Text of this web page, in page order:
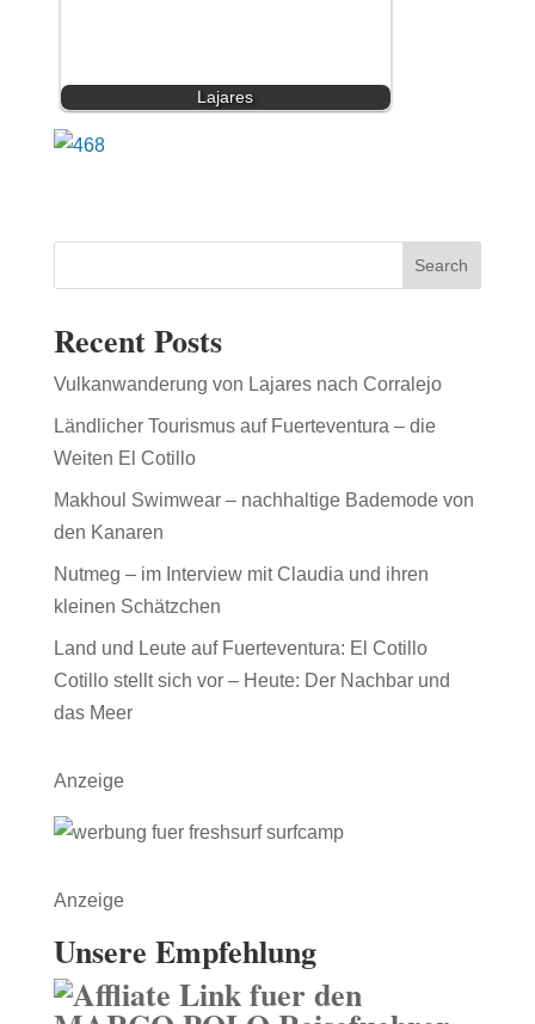
Lajares
Search
Recent Posts
Vulkanwanderung von Lajares nach Corralejo
Ländlicher Tourismus auf Fuerteventura – die
Weiten El Cotillo
Makhoul Swimwear – nachhaltige Bademode von
den Kanaren
Nutmeg – im Interview mit Claudia und ihren
kleinen Schätzchen
Land und Leute auf Fuerteventura: El Cotillo
Cotillo stellt sich vor – Heute: Der Nachbar und
das Meer
Anzeige
Anzeige
Unsere Empfehlung